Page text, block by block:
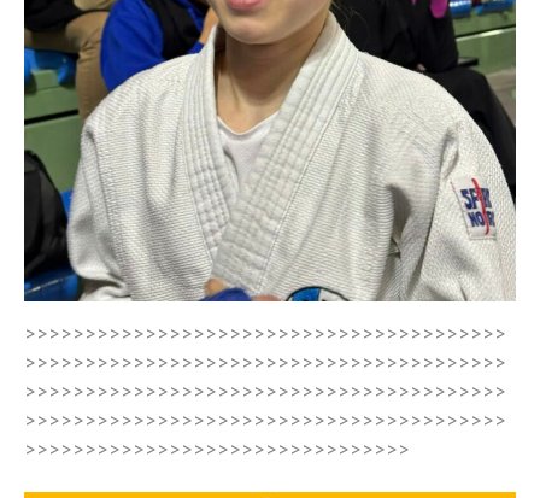
>>>>>>>>>>>>>>>>>>>>>>>>>>>>>>>>>>>>>>>>
>>>>>>>>>>>>>>>>>>>>>>>>>>>>>>>>>>>>>>>>
>>>>>>>>>>>>>>>>>>>>>>>>>>>>>>>>>>>>>>>>
>>>>>>>>>>>>>>>>>>>>>>>>>>>>>>>>>>>>>>>>
>>>>>>>>>>>>>>>>>>>>>>>>>>>>>>>>